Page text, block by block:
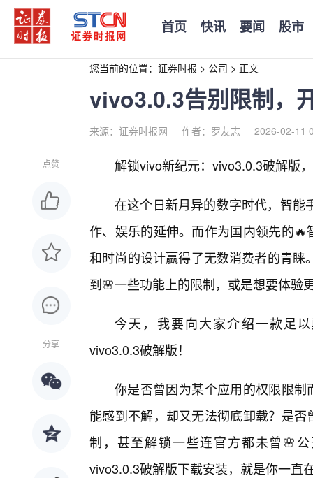
首页 快讯 要闻 股市
您当前的位置： 证券时报 > 公司 > 正文
vivo3.0.3告别限制，
来源：证券时报网 作者：罗友志 2026-02-11
点赞
分享
解锁vivo新纪元：vivo3.0.3破解版
在这个日新月异的数字时代，智能
作、娱乐的延伸。而作为国内领先的
和时尚的设计赢得了无数消费者的青
到🌸一些功能上的限制，或是想要体验
今天，我要向大家介绍一款足
vivo3.0.3破解版！
你是否曾因为某个应用的权限限制
能感到不解，却又无法彻底卸载？是
制，甚至解锁一些连官方都未曾🌸
vivo3.0.3破解版下载安装，就是你一直